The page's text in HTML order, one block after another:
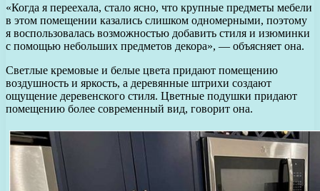
«Когда я переехала, стало ясно, что крупные предметы мебели
в этом помещении казались слишком одномерными, поэтому
я воспользовалась возможностью добавить стиля и изюминки
с помощью небольших предметов декора», — объясняет она.
Светлые кремовые и белые цвета придают помещению
воздушность и яркость, а деревянные штрихи создают
ощущение деревенского стиля. Цветные подушки придают
помещению более современный вид, говорит она.